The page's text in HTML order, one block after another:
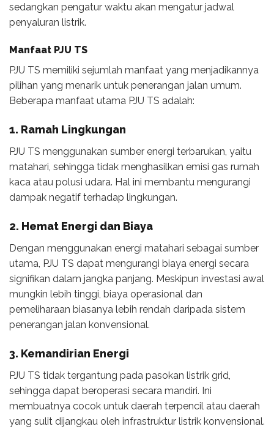
sedangkan pengatur waktu akan mengatur jadwal
penyaluran listrik.
Manfaat PJU TS
PJU TS memiliki sejumlah manfaat yang menjadikannya
pilihan yang menarik untuk penerangan jalan umum.
Beberapa manfaat utama PJU TS adalah:
1. Ramah Lingkungan
PJU TS menggunakan sumber energi terbarukan, yaitu
matahari, sehingga tidak menghasilkan emisi gas rumah
kaca atau polusi udara. Hal ini membantu mengurangi
dampak negatif terhadap lingkungan.
2. Hemat Energi dan Biaya
Dengan menggunakan energi matahari sebagai sumber
utama, PJU TS dapat mengurangi biaya energi secara
signifikan dalam jangka panjang. Meskipun investasi awal
mungkin lebih tinggi, biaya operasional dan
pemeliharaan biasanya lebih rendah daripada sistem
penerangan jalan konvensional.
3. Kemandirian Energi
PJU TS tidak tergantung pada pasokan listrik grid,
sehingga dapat beroperasi secara mandiri. Ini
membuatnya cocok untuk daerah terpencil atau daerah
yang sulit dijangkau oleh infrastruktur listrik konvensional.